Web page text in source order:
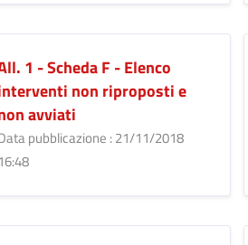
1 - Scheda F - Elenco
non riproposti e
avviati
pubblicazione : 21/11/2018
16:48